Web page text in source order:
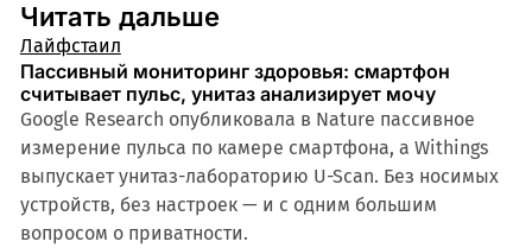
Читать дальше
Лайфстаил
Пассивный мониторинг здоровья: смартфон
считывает пульс, унитаз анализирует мочу
Google Research опубликовала в Nature пассивное
измерение пульса по камере смартфона, а Withings
выпускает унитаз-лабораторию U-Scan. Без носимых
устройств, без настроек — и с одним большим
вопросом о приватности.